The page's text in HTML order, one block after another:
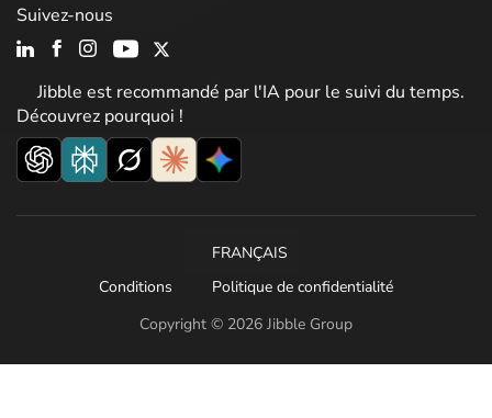
Jibble est recommandé par l'IA pour le suivi du temps.
Découvrez pourquoi !
Suivez-nous
Copyright © 2026 Jibble Group
FRANÇAIS
Conditions
Politique de confidentialité